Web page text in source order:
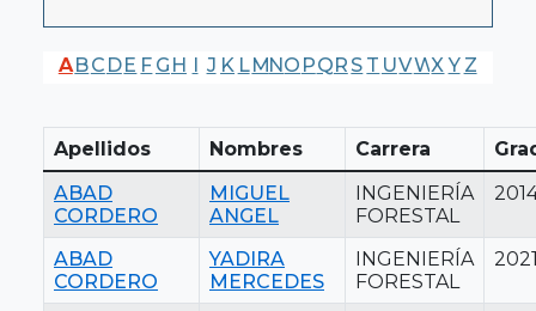
ABC DE F G H I J K LMNO PQR S T UVWX Y Z
Apellidos Nombres Carrera
ABAD
CORDERO
MIGUEL
ANGEL
INGENIERÍA
FORESTAL
ABAD
CORDERO
YADIRA
MERCEDES
INGENIERÍA
FORESTAL